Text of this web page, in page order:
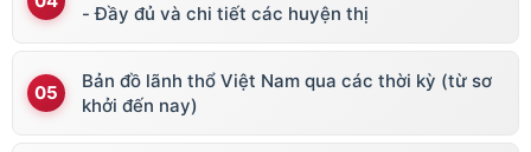
- Đầy đủ và chi tiết các huyện thị
Bản đồ lãnh thổ Việt Nam qua các thời kỳ (từ sơ
khởi đến nay)